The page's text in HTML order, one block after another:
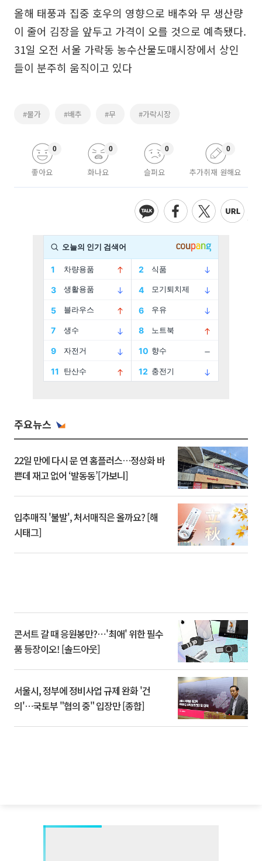
올해 태풍과 집중 호우의 영향으로 배추와 무 생산량
이 줄어 김장을 앞두고 가격이 오를 것으로 예측됐다.
31일 오전 서울 가락동 농수산물도매시장에서 상인
들이 분주히 움직이고 있다
#물가 #배추 #무 #가락시장
좋아요
0
화나요
0
슬퍼요
0
추가취재 원해요
0
주요뉴스
22일 만에 다시 문 연 홈플러스…정상화 바
쁜데 재고 없어 ‘발동동’[가보니]
입추매직 '불발', 처서매직은 올까요? [해
시태그]
콘서트 갈 때 응원봉만?⋯'최애' 위한 필수
품 등장이오! [솔드아웃]
서울시, 정부에 정비사업 규제 완화 '건
의'⋯국토부 "협의 중" 입장만 [종합]